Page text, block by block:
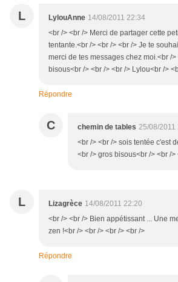
L LylouAnne 14/08/2011 22:34
<br /> <br /> Merci de partager cette
tentante.<br /> <br /> <br /> Je te
merci de tes messages chez moi.<br /
bisous<br /> <br /> <br /> Lylou<br />
Répondre
C chemin de tables 25/08/2011
<br /> <br /> sois tentée c'est
<br /> gros bisous<br /> <br />
L Lizagrèce 14/08/2011 22:20
<br /> <br /> Bien appétissant ... Une
zen !<br /> <br /> <br /> <br />
Répondre